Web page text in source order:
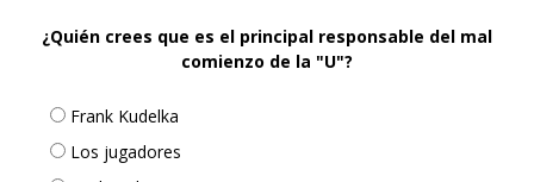
¿Quién crees que es el principal responsable del mal
comienzo de la "U"?
Frank Kudelka
Los jugadores